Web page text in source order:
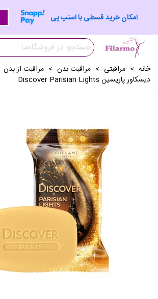
امکان خرید قسطی با اسنپ پی
خانه > مراقبتی > مراقبت بدن > مراقبت از بدن
دیسکاور پاریسین Discover Parisian Lights